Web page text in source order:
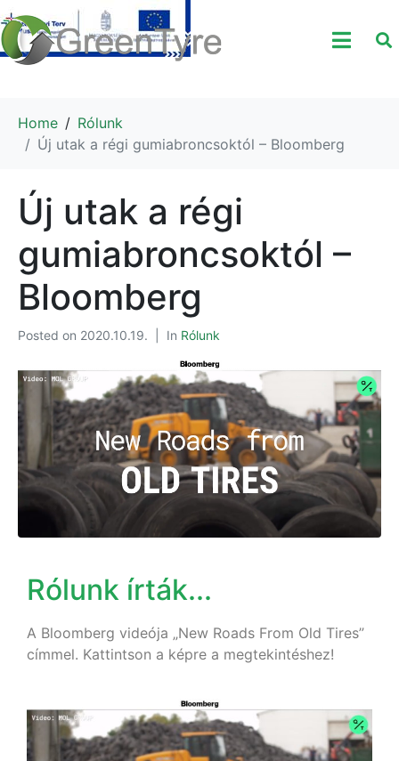
Home
Rólunk
Új utak a régi gumiabroncsoktól – Bloomberg
Új utak a régi
gumiabroncsoktól –
Bloomberg
Posted on 2020.10.19. In Rólunk
Rólunk írták...
A Bloomberg videója „New Roads From Old Tires”
címmel. Kattintson a képre a megtekintéshez!